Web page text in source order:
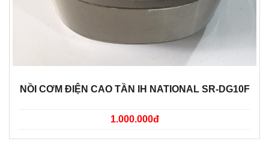
NỒI CƠM ĐIỆN CAO TẦN IH NATIONAL SR-DG10F
1.000.000đ